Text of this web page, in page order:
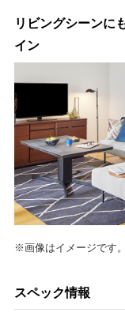
リビングシーンに
イン
※画像はイメージです。
スペック情報